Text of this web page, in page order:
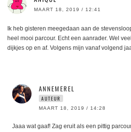
MAART 18, 2019 / 12:41
Ik heb gisteren meegedaan aan de
heel mooi parcour. Echt een aanrader. Wel
dijkjes op en af. Volgens mijn vanaf volgend
ANNEMEREL
AUTEUR
MAART 18, 2019 / 14:28
Jaaa wat gaaf! Zag eruit als een pittig